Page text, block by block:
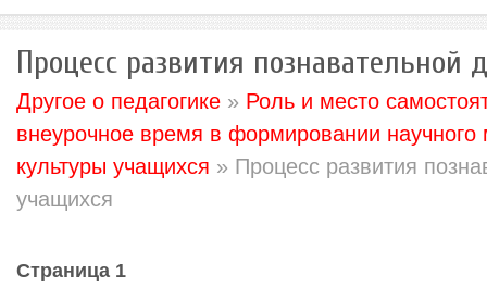
Процесс развития познавательной
Другое о педагогике » Роль и место
внеурочное время в формировании научного
культуры учащихся » Процесс развития
учащихся
Страница 1